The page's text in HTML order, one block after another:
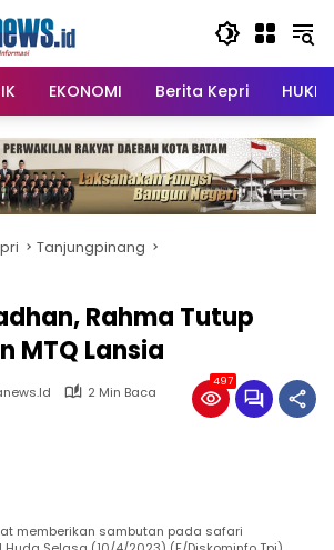
EKONOMI Berita Kepri
Tanjungpinang
Rahma Tutup
MTQ Lansia
2 Min Baca
497
memberikan sambutan pada safari